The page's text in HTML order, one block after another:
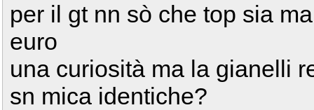
per il gt nn sò che top sia
euro
una curiosità ma la gianelli
sn mica identiche?